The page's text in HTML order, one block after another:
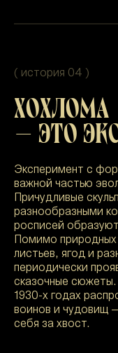
( история 04 )
ХОХЛОМА
— ЭТО
Эксперимент с
важной частью
Причудливые
разнообразными
росписей
Помимо
листьев, ягод и
периодически
сказочные сюжеты.
1930-х годах
воинов и чудовищ
себя за хвост.